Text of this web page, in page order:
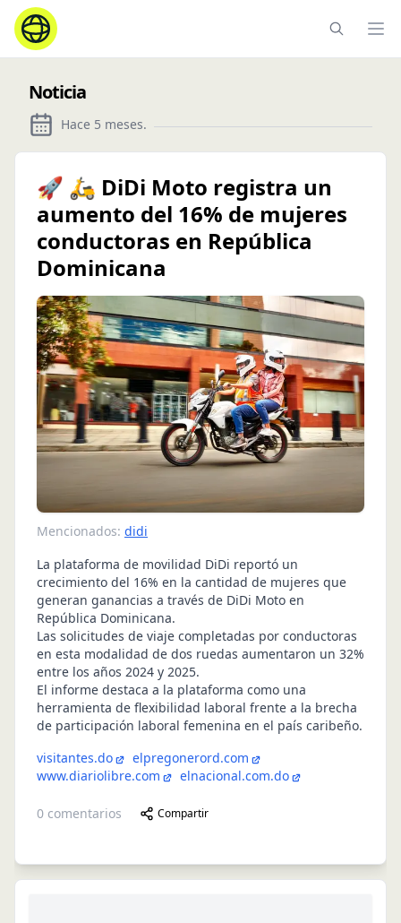
Noticia
Hace 5 meses.
🚀 🛵 DiDi Moto registra un
aumento del 16% de mujeres
conductoras en República
Dominicana
Mencionados: didi
La plataforma de movilidad DiDi reportó un
crecimiento del 16% en la cantidad de mujeres que
generan ganancias a través de DiDi Moto en
República Dominicana.
Las solicitudes de viaje completadas por conductoras
en esta modalidad de dos ruedas aumentaron un 32%
entre los años 2024 y 2025.
El informe destaca a la plataforma como una
herramienta de flexibilidad laboral frente a la brecha
de participación laboral femenina en el país caribeño.
visitantes.do
elpregonerord.com
www.diariolibre.com
elnacional.com.do
0 comentarios Compartir